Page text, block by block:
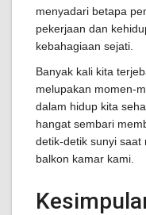
menyadari betapa
pekerjaan dan
kebahagiaan sejati.
Banyak kali kita
melupakan momen-
dalam hidup kita
hangat sembari
detik-detik sunyi saat
balkon kamar kami.